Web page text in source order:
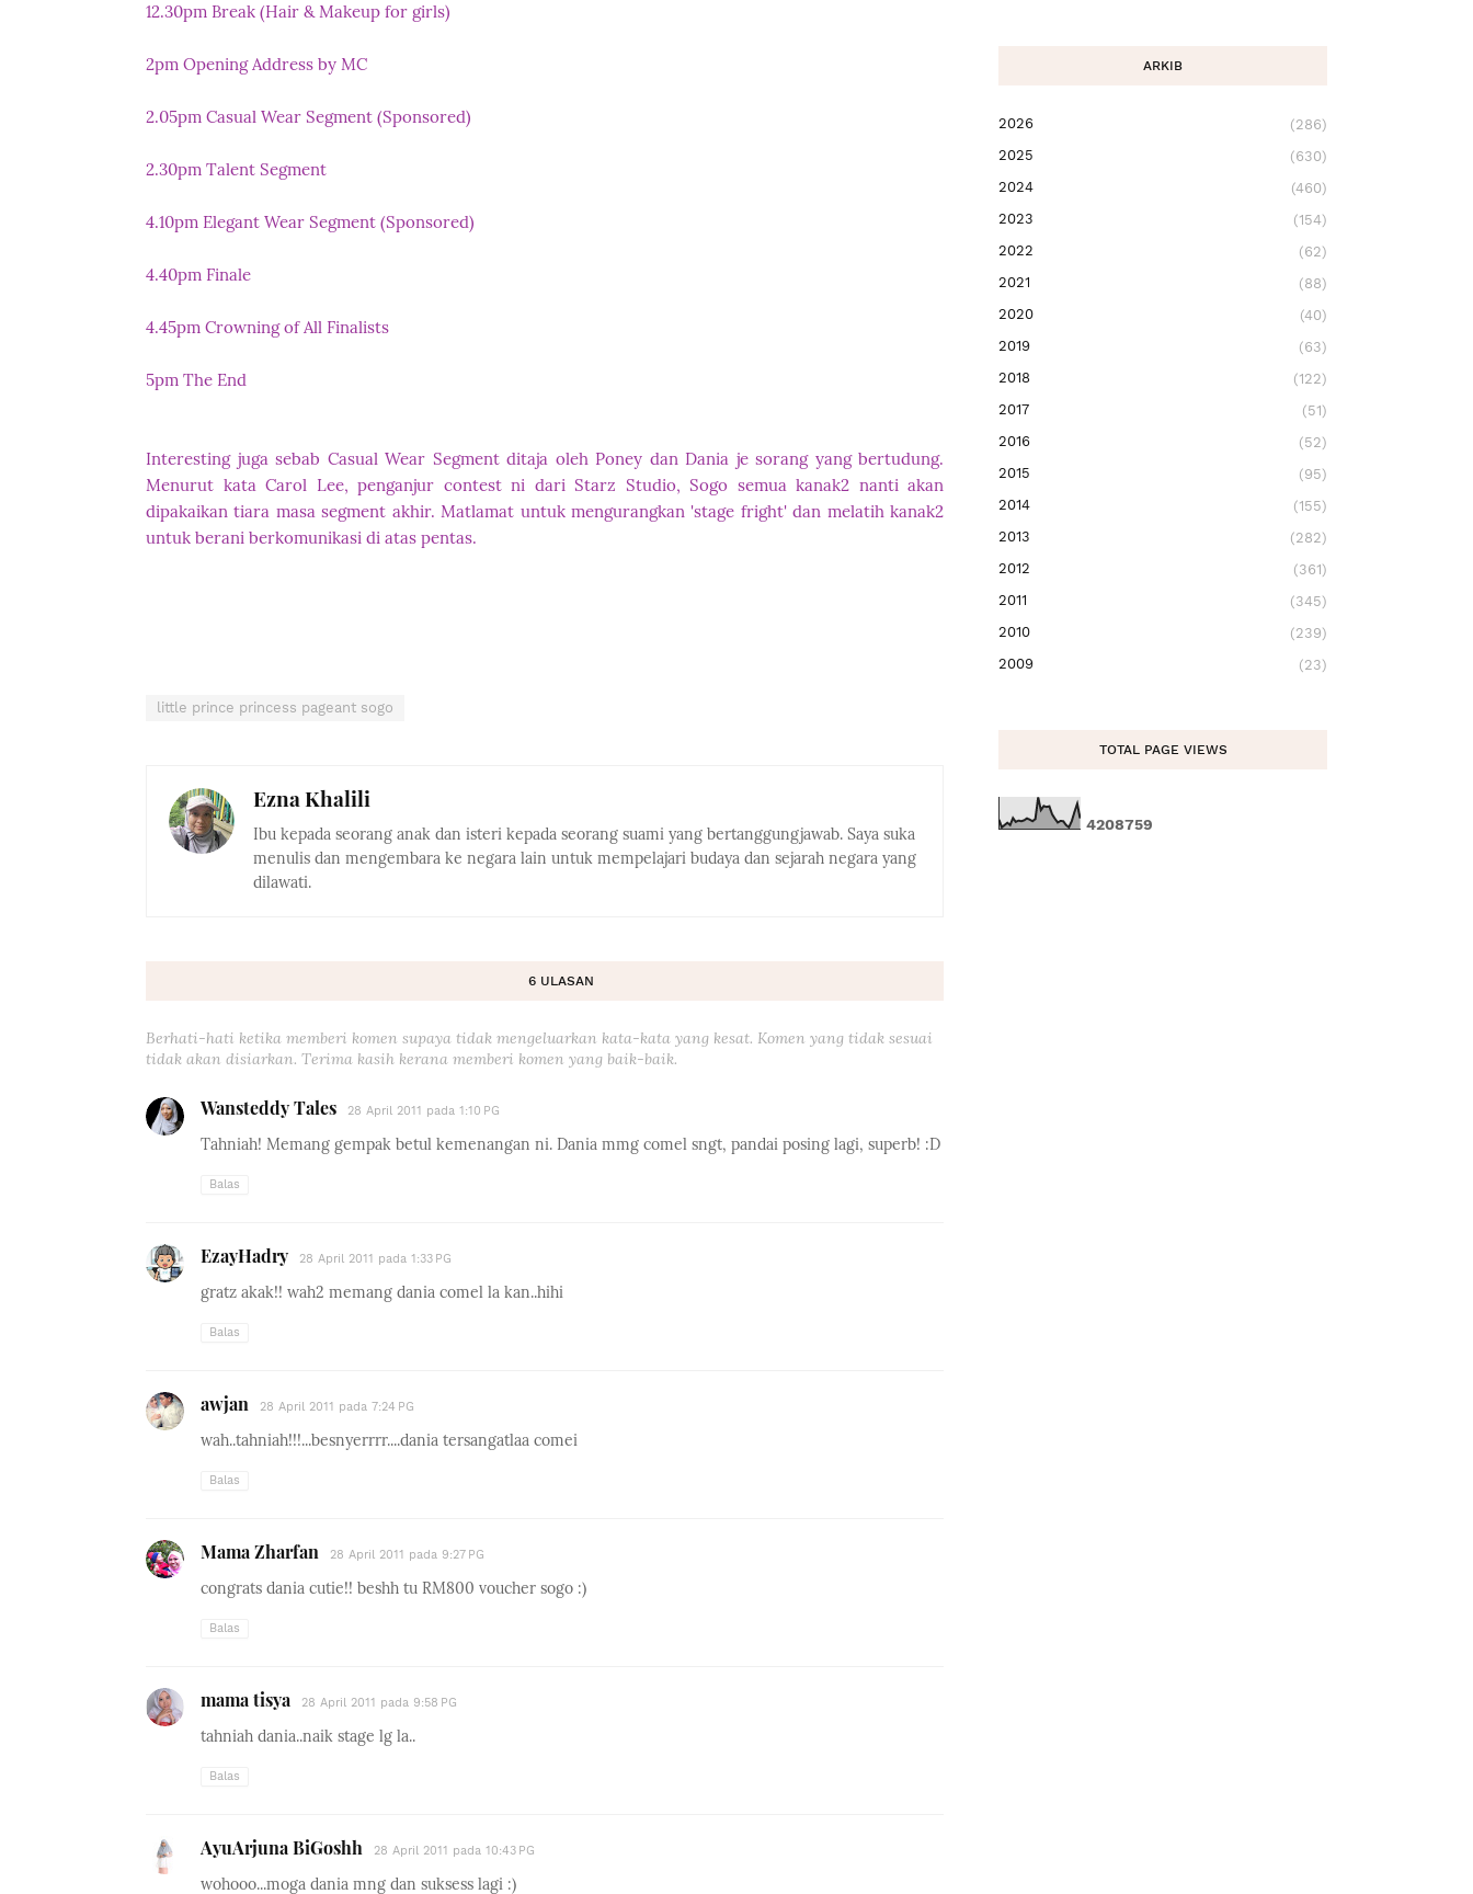
12.30pm Break (Hair & Makeup for girls)
2pm Opening Address by MC
2.05pm Casual Wear Segment (Sponsored)
2.30pm Talent Segment
4.10pm Elegant Wear Segment (Sponsored)
4.40pm Finale
4.45pm Crowning of All Finalists
5pm The End
Interesting juga sebab Casual Wear Segment ditaja oleh Poney dan Dania je sorang yang bertudung.
Menurut kata Carol Lee, penganjur contest ni dari Starz Studio, Sogo semua kanak2 nanti akan
dipakaikan tiara masa segment akhir. Matlamat untuk mengurangkan 'stage fright' dan melatih kanak2
untuk berani berkomunikasi di atas pentas.
little prince princess pageant sogo
Ezna Khalili
Ibu kepada seorang anak dan isteri kepada seorang suami yang bertanggungjawab. Saya suka
menulis dan mengembara ke negara lain untuk mempelajari budaya dan sejarah negara yang
dilawati.
6 ULASAN
Berhati-hati ketika memberi komen supaya tidak mengeluarkan kata-kata yang kesat. Komen yang tidak sesuai
tidak akan disiarkan. Terima kasih kerana memberi komen yang baik-baik.
Wansteddy Tales 28 April 2011 pada 1:10 PG
Tahniah! Memang gempak betul kemenangan ni. Dania mmg comel sngt, pandai posing lagi, superb! :D
Balas
EzayHadry 28 April 2011 pada 1:33 PG
gratz akak!! wah2 memang dania comel la kan..hihi
Balas
awjan 28 April 2011 pada 7:24 PG
wah..tahniah!!!...besnyerrrr....dania tersangatlaa comei
Balas
Mama Zharfan 28 April 2011 pada 9:27 PG
congrats dania cutie!! beshh tu RM800 voucher sogo :)
Balas
mama tisya 28 April 2011 pada 9:58 PG
tahniah dania..naik stage lg la..
Balas
AyuArjuna BiGoshh 28 April 2011 pada 10:43 PG
wohooo...moga dania mng dan suksess lagi :)
ARKIB
2026
(286)
2025
(630)
2024
(460)
2023
(154)
2022
(62)
2021
(88)
2020
(40)
2019
(63)
2018
(122)
2017
(51)
2016
(52)
2015
(95)
2014
(155)
2013
(282)
2012
(361)
2011
(345)
2010
(239)
2009
(23)
TOTAL PAGE VIEWS
4208759